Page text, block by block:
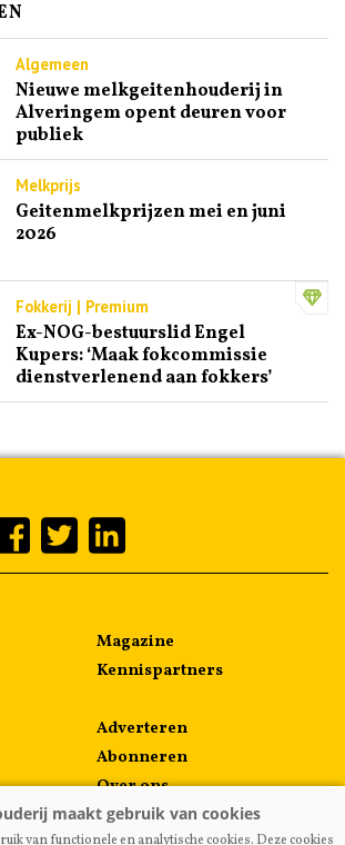
Algemeen
Nieuwe melkgeitenhouderij in
Alveringem opent deuren voor
publiek
Melkprijs
Geitenmelkprijzen mei en juni
2026
Fokkerij | Premium
Ex-NOG-bestuurslid Engel
Kupers: ‘Maak fokcommissie
dienstverlenend aan fokkers’
Magazine
Kennispartners
Adverteren
Abonneren
Over ons
Contact
van functionele en analytische cookies. Deze cookies